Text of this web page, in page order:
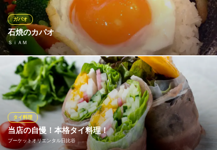
のない料理もご堪能いただけます！ まるで本当にタイの屋台にい
るかのような雰囲気の中で、こだわりの本格タイ料理をご賞味く
ださい。
ティーヌン 銀座店
タイ屋台料理＆ラーメン
地下鉄丸の内線銀座駅C1出口 徒歩1分
東京都中央区銀座5-1 ギンザ5 B1
石焼のカパオ
ＳｉＡＭ
ガパオ
バジルと肉炒めご飯の石焼き
ＳｉＡＭ
タイ国料理
ＪＲ有楽町駅日比谷口 徒歩2分
東京都千代田区有楽町1-6-1 第二日比谷ビル10F
当店の自慢！本格タイ料理！
プーケットオリエンタル日比谷
タイ料理